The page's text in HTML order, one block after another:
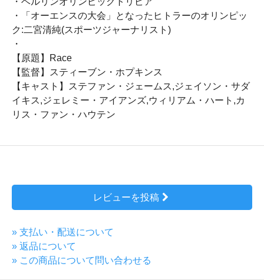
・「オーエンスの大会」となったヒトラーのオリンピッ
ク:二宮清純(スポーツジャーナリスト)
・
【原題】Race
【監督】スティーブン・ホプキンス
【キャスト】ステファン・ジェームス,ジェイソン・サダ
イキス,ジェレミー・アイアンズ,ウィリアム・ハート,カ
リス・ファン・ハウテン
レビューを投稿
» 支払い・配送について
» 返品について
» この商品について問い合わせる